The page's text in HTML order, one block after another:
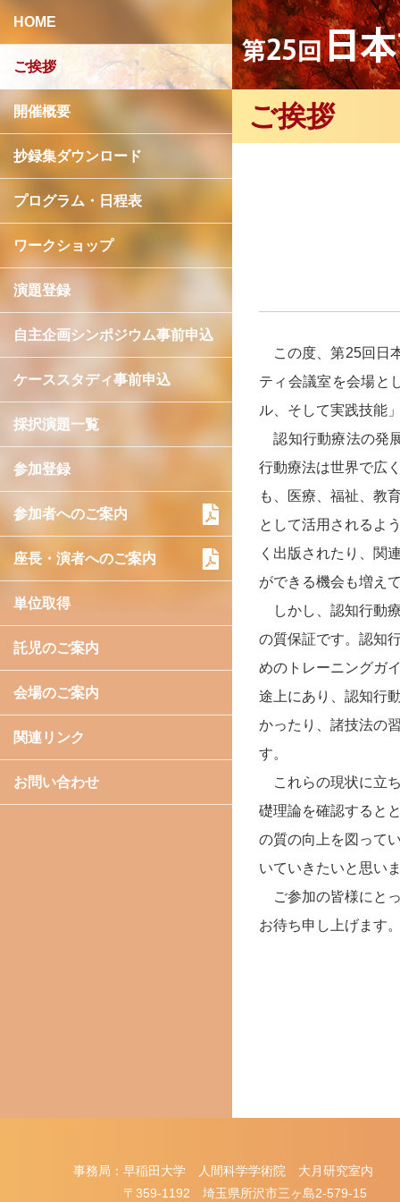
HOME
ご挨拶
開催概要
抄録集ダウンロード
プログラム・日程表
ワークショップ
演題登録
自主企画シンポジウム事前申込
ケーススタディ事前申込
採択演題一覧
参加登録
参加者へのご案内
座長・演者へのご案内
単位取得
託児のご案内
会場のご案内
関連リンク
お問い合わせ
ご挨拶
この度、第25回日
ティ会議室を会場と
ル、そして実践技能
認知行動療法の発
行動療法は世界で広
も、医療、福祉、教
として活用されるよ
く出版されたり、関
ができる機会も増え
しかし、認知行動
の質保証です。認知
めのトレーニングガ
途上にあり、認知行
かったり、諸技法の
す。
これらの現状に立
礎理論を確認すると
の質の向上を図って
いていきたいと思い
ご参加の皆様にと
お待ち申し上げます
事務局：早稲田大学 人間科学学術院 大月研究室内
〒359-1192 埼玉県所沢市三ヶ島2-579-15